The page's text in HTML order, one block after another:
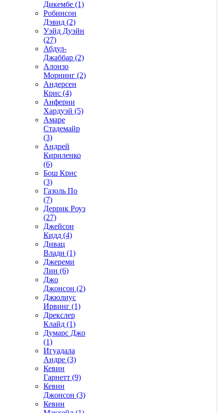
Дикембе (1)
Робинсон
Дэвид (2)
Уэйд Дуэйн
(27)
Абдул-
Джаббар (2)
Алонзо
Морнинг (2)
Андерсен
Крис (4)
Анферни
Xардуэй (5)
Амаре
Стадемайр
(3)
Андрей
Кириленко
(6)
Бош Крис
(3)
Газоль По
(7)
Деррик Роуз
(27)
Джейсон
Кидд (4)
Дивац
Влади (1)
Джереми
Лин (6)
Джо
Джонсон (2)
Джюлиус
Ирвинг (1)
Дрекслер
Клайд (1)
Думарс Джо
(1)
Игуадала
Андре (3)
Кевин
Гарнетт (9)
Кевин
Джонсон (3)
Кевин